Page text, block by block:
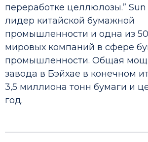
переработке целлюлозы.”
лидер китайской бумажной
промышленности и одна из
мировых компаний в сфере
промышленности. Общая
завода в Бэйхае в конечном
3,5 миллиона тонн бумаги и
год.